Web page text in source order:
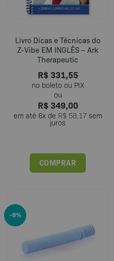
Livro Dicas e Técnicas do
Z-Vibe EM INGLÊS – Ark
Therapeutic
R$331,55
R$349,00
em até 6x de R$58,17sem
juros
COMPRAR
-9%